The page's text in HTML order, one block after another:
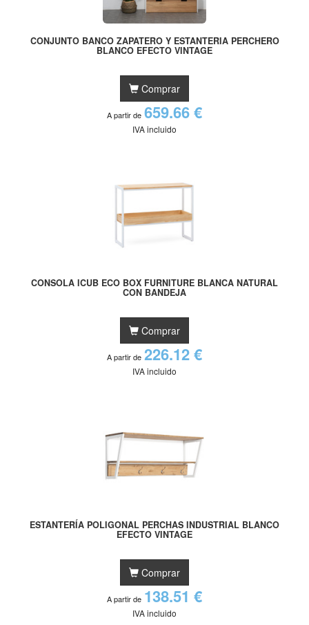
CONJUNTO BANCO ZAPATERO Y ESTANTERIA PERCHERO
BLANCO EFECTO VINTAGE
Comprar
A partir de 659.66 €
IVA incluido
CONSOLA ICUB ECO BOX FURNITURE BLANCA NATURAL
CON BANDEJA
Comprar
A partir de 226.12 €
IVA incluido
ESTANTERÍA POLIGONAL PERCHAS INDUSTRIAL BLANCO
EFECTO VINTAGE
Comprar
A partir de 138.51 €
IVA incluido